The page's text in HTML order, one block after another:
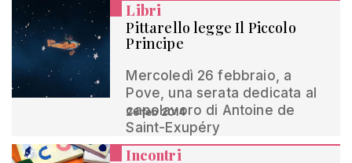
Libri
Pittarello legge Il Piccolo
Principe
Mercoledì 26 febbraio, a
Pove, una serata dedicata al
capolavoro di Antoine de
Saint-Exupéry
26 feb 2014
Incontri